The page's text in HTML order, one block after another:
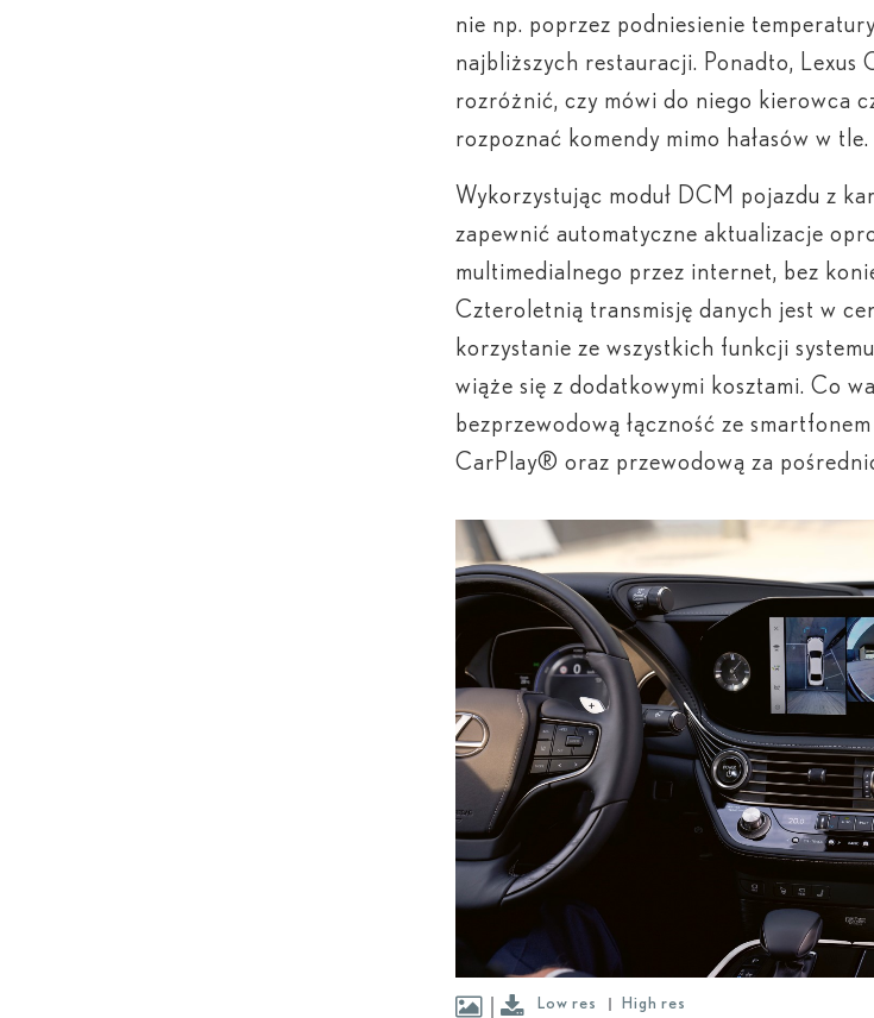
nie np. poprzez podniesienie
najbliższych restauracji. Ponadto, Lexus
rozróżnić, czy mówi do niego kierowca
rozpoznać komendy mimo hałasów w tle.
Wykorzystując moduł DCM pojazdu z
zapewnić automatyczne aktualizacje
multimedialnego przez internet, bez
Czteroletnią transmisję danych jest w
korzystanie ze wszystkich funkcji
wiąże się z dodatkowymi kosztami. Co
bezprzewodową łączność ze
CarPlay® oraz przewodową za
Low res High res